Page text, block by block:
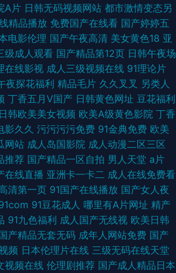
A片 日韩无码视频网站 都市激情变态另
精品播放 免费国产在线看 国产婷婷五
电影伦理 国产午夜高清 美女黄色18 亚
级成人观看 国产精品第12页 日韩午夜场
在线影视 成人三级视频在线 91理论片
夜探花福利 精品毛片 久久叉叉 另类人
丁香五月V国产 日韩黄色网址 豆花福利
日韩欧美美女视频 欧美A级黄色影院 丁香
影久久 污污污污免费 91金典免费 欧美
网站 成人岛国影院 成人动漫二区三区
推荐 国产精品一区自拍 男人天堂 a片
在线直播 亚洲卡一卡二 成人在线免费看
清第一页 91国产在线播放 国产女人夜
91豆花成人 哪里有A片网址 精产
91九色福利 成人国产无线视 欧美日韩
产精品无套无码 成年人网站免费 国产
频 日本伦理片在线 三级无码在线天堂
视频在线 伦理剧推荐 国产成人精品日本